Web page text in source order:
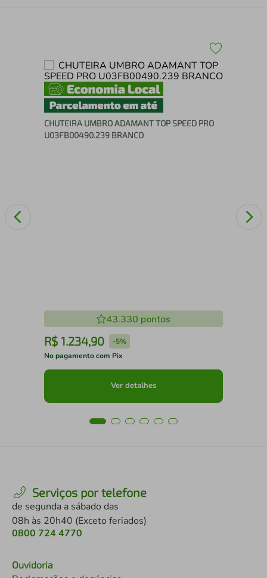
CHUTEIRA UMBRO ADAMANT TOP SPEED PRO
U03FB00490.239 BRANCO
43.330 pontos
R$ 1.234,90 -5%
No pagamento com Pix
Ver detalhes
Serviços por telefone
de segunda a sábado das
08h às 20h40 (Exceto feriados)
0800 724 4770
Ouvidoria